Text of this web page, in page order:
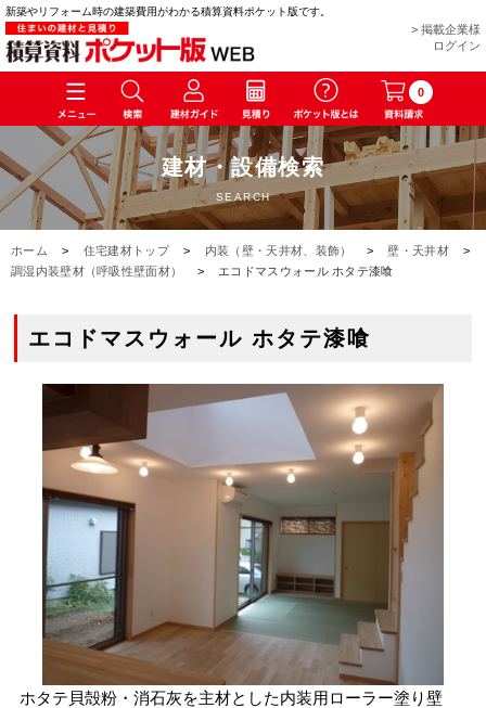
新築やリフォーム時の建築費用がわかる積算資料ポケット版です。
> 掲載企業様
ログイン
0
建材・設備検索
SEARCH
ホーム > 住宅建材トップ > 内装（壁・天井材、装飾） > 壁・天井材
>
調湿内装壁材（呼吸性壁面材）
> エコドマスウォール ホタテ漆喰
エコドマスウォール ホタテ漆喰
ホタテ貝殻粉・消石灰を主材とした内装用ローラー塗り壁